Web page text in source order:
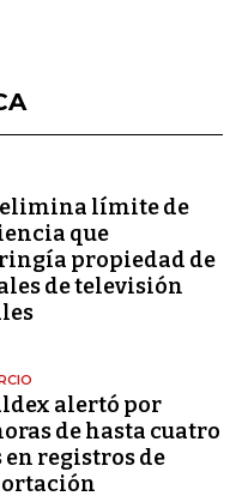
elimina límite de
que
propiedad de
de televisión
alertó por
de hasta cuatro
en registros de